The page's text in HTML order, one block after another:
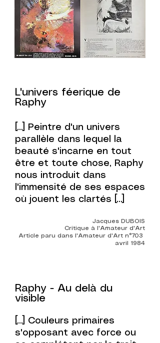
L'univers féerique de
Raphy
Jacques DUBOIS
Critique à l'Amateur d'Art
Article paru dans l'Amateur d'Art n°703
avril 1984
[...]
Peintre d'un univers
parallèle dans lequel la
beauté s'incarne en tout
être et toute chose, Raphy
nous introduit dans
l'immensité de ses espaces
où jouent les clartés [...]
Raphy - Au delà du
visible
[...]
Couleurs primaires
s'opposant avec force ou